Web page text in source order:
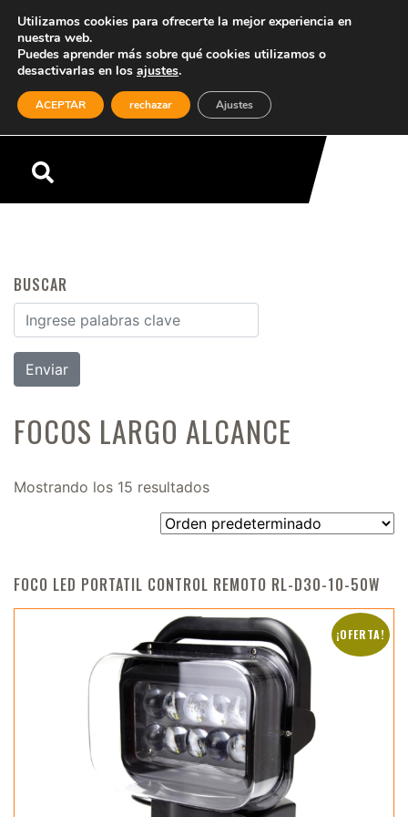
Menú
BUSCAR
Buscar por:
FOCOS LARGO ALCANCE
Mostrando los 15 resultados
FOCO LED PORTATIL CONTROL REMOTO RL-D30-10-50W
¡OFERTA!
Utilizamos cookies para ofrecerte la mejor experiencia en
nuestra web.
Puedes aprender más sobre qué cookies utilizamos o
desactivarlas en los ajustes.
ACEPTAR rechazar Ajustes